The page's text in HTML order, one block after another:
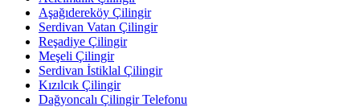
Aşağıdereköy Çilingir
Serdivan Vatan Çilingir
Reşadiye Çilingir
Meşeli Çilingir
Serdivan İstiklal Çilingir
Kızılcık Çilingir
Dağyoncalı Çilingir Telefonu